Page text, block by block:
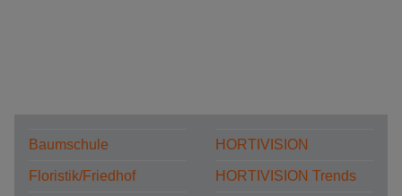
Baumschule
Floristik/Friedhof
HORTIVISION
HORTIVISION Trends